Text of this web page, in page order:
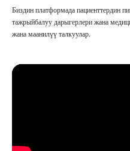
Биздин платформада пациенттердин
тажрыйбалуу дарыгерлери жана
жана маанилүү талкуулар.